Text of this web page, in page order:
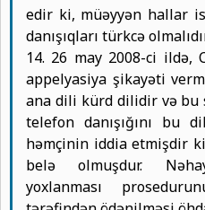
edir ki, müəyyən hallar
danışıqları türkcə
14. 26 may 2008-ci ildə,
appelyasiya şikayəti
ana dili kürd dilidir və bu
telefon danışığını bu
həmçinin iddia etmişdir
belə olmuşdur.
yoxlanması